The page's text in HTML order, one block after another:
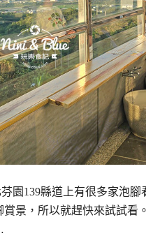
園139縣道上有很多家泡
景，所以就趕快來試試看